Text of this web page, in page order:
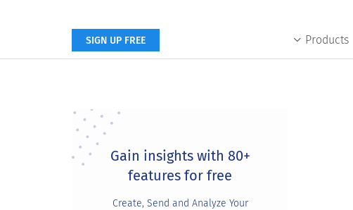
Products
SIGN UP FREE
Sidebar
Gain insights with 80+
features for free
Create, Send and Analyze Your